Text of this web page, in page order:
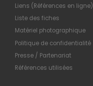
Liens (Références en ligne)
Liste des fiches
Matériel photographique
Politique de confidentialité
Presse / Partenariat
Références utilisées